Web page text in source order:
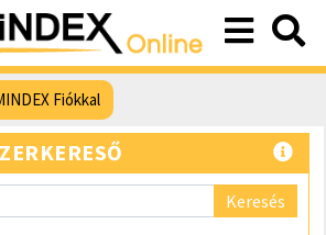
Fiókkal
Keresés